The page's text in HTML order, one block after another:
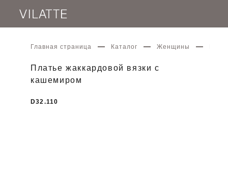
Главная страница Каталог Женщины
Платье жаккардовой вязки с
кашемиром
D32.110